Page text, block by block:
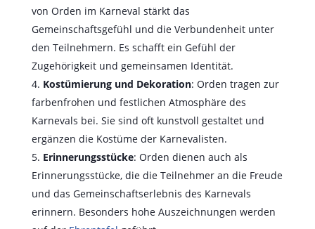
von Orden im Karneval stärkt das
Gemeinschaftsgefühl und die Verbundenheit unter
den Teilnehmern. Es schafft ein Gefühl der
Zugehörigkeit und gemeinsamen Identität.
Kostümierung und Dekoration: Orden tragen zur
farbenfrohen und festlichen Atmosphäre des
Karnevals bei. Sie sind oft kunstvoll gestaltet und
ergänzen die Kostüme der Karnevalisten.
Erinnerungsstücke: Orden dienen auch als
Erinnerungsstücke, die die Teilnehmer an die Freude
und das Gemeinschaftserlebnis des Karnevals
erinnern. Besonders hohe Auszeichnungen werden